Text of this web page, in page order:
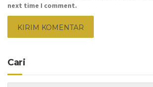
next time I comment.
Cari